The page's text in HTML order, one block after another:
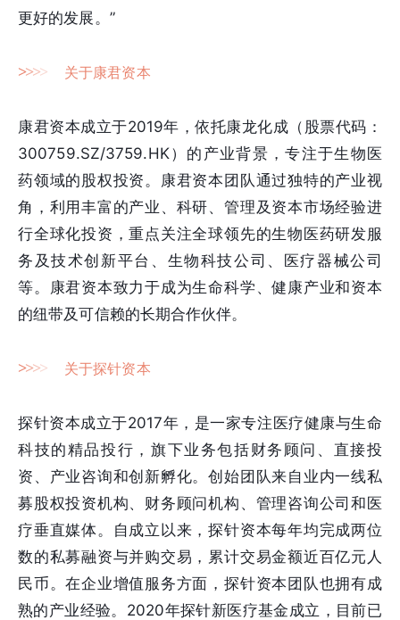
更好的发展。”
>>>> 关于康君资本
康君资本成立于2019年，依托康龙化成（股票代码：
300759.SZ/3759.HK）的产业背景，专注于生物医
药领域的股权投资。康君资本团队通过独特的产业视
角，利用丰富的产业、科研、管理及资本市场经验进
行全球化投资，重点关注全球领先的生物医药研发服
务及技术创新平台、生物科技公司、医疗器械公司
等。康君资本致力于成为生命科学、健康产业和资本
的纽带及可信赖的长期合作伙伴。
>>>> 关于探针资本
探针资本成立于2017年，是一家专注医疗健康与生命
科技的精品投行，旗下业务包括财务顾问、直接投
资、产业咨询和创新孵化。创始团队来自业内一线私
募股权投资机构、财务顾问机构、管理咨询公司和医
疗垂直媒体。自成立以来，探针资本每年均完成两位
数的私募融资与并购交易，累计交易金额近百亿元人
民币。在企业增值服务方面，探针资本团队也拥有成
熟的产业经验。2020年探针新医疗基金成立，目前已